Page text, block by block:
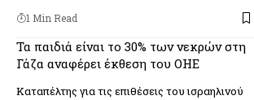
1 Min Read
Τα παιδιά είναι το 30% των νεκρών στη
Γάζα αναφέρει έκθεση του ΟΗΕ
Καταπέλτης για τις επιθέσεις του ισραηλινού